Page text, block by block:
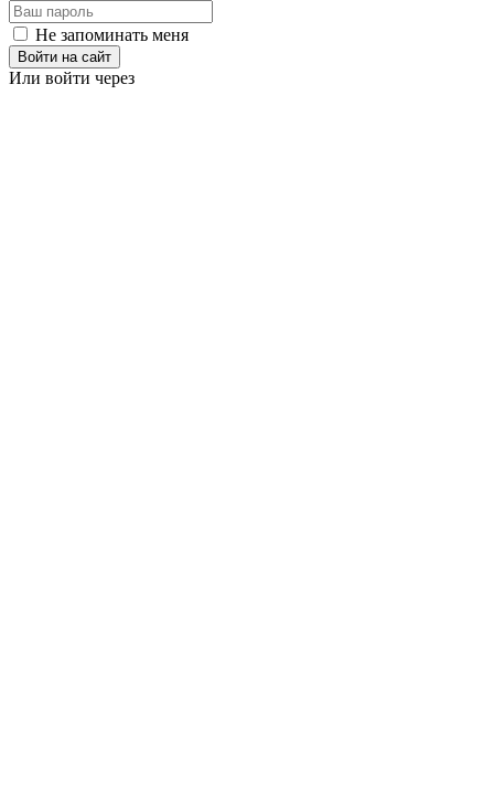
Не запоминать меня
Войти на сайт
Или войти через